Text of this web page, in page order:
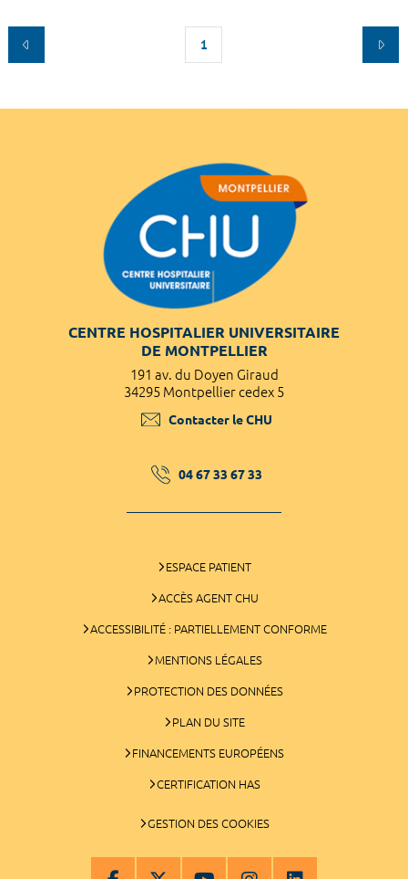
1
CENTRE HOSPITALIER UNIVERSITAIRE
DE MONTPELLIER
191 av. du Doyen Giraud
34295 Montpellier cedex 5
Contacter le CHU
04 67 33 67 33
ESPACE PATIENT
ACCÈS AGENT CHU
ACCESSIBILITÉ : PARTIELLEMENT CONFORME
MENTIONS LÉGALES
PROTECTION DES DONNÉES
PLAN DU SITE
FINANCEMENTS EUROPÉENS
CERTIFICATION HAS
GESTION DES COOKIES